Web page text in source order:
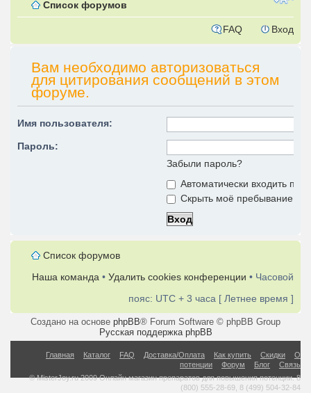
Список форумов
FAQ Вход
Вам необходимо авторизоваться
для цитирования сообщений в этом
форуме.
Имя пользователя:
Пароль:
Забыли пароль?
Автоматически входить
Скрыть моё пребывание на
Список форумов
Наша команда • Удалить cookies конференции • Часовой
пояс: UTC + 3 часа [ Летнее время ]
Создано на основе phpBB® Forum Software © phpBB Group
Русская поддержка phpBB
Главная Каталог FAQ Доставка/Оплата Как купить Скидки
О
потенции
Форум Блог
Связь
© MisterJoy.ru 2009 Онлайн магазин препаратов для повышения потенции. 8
(800) 555-28-69, 8 (499) 504-32-84